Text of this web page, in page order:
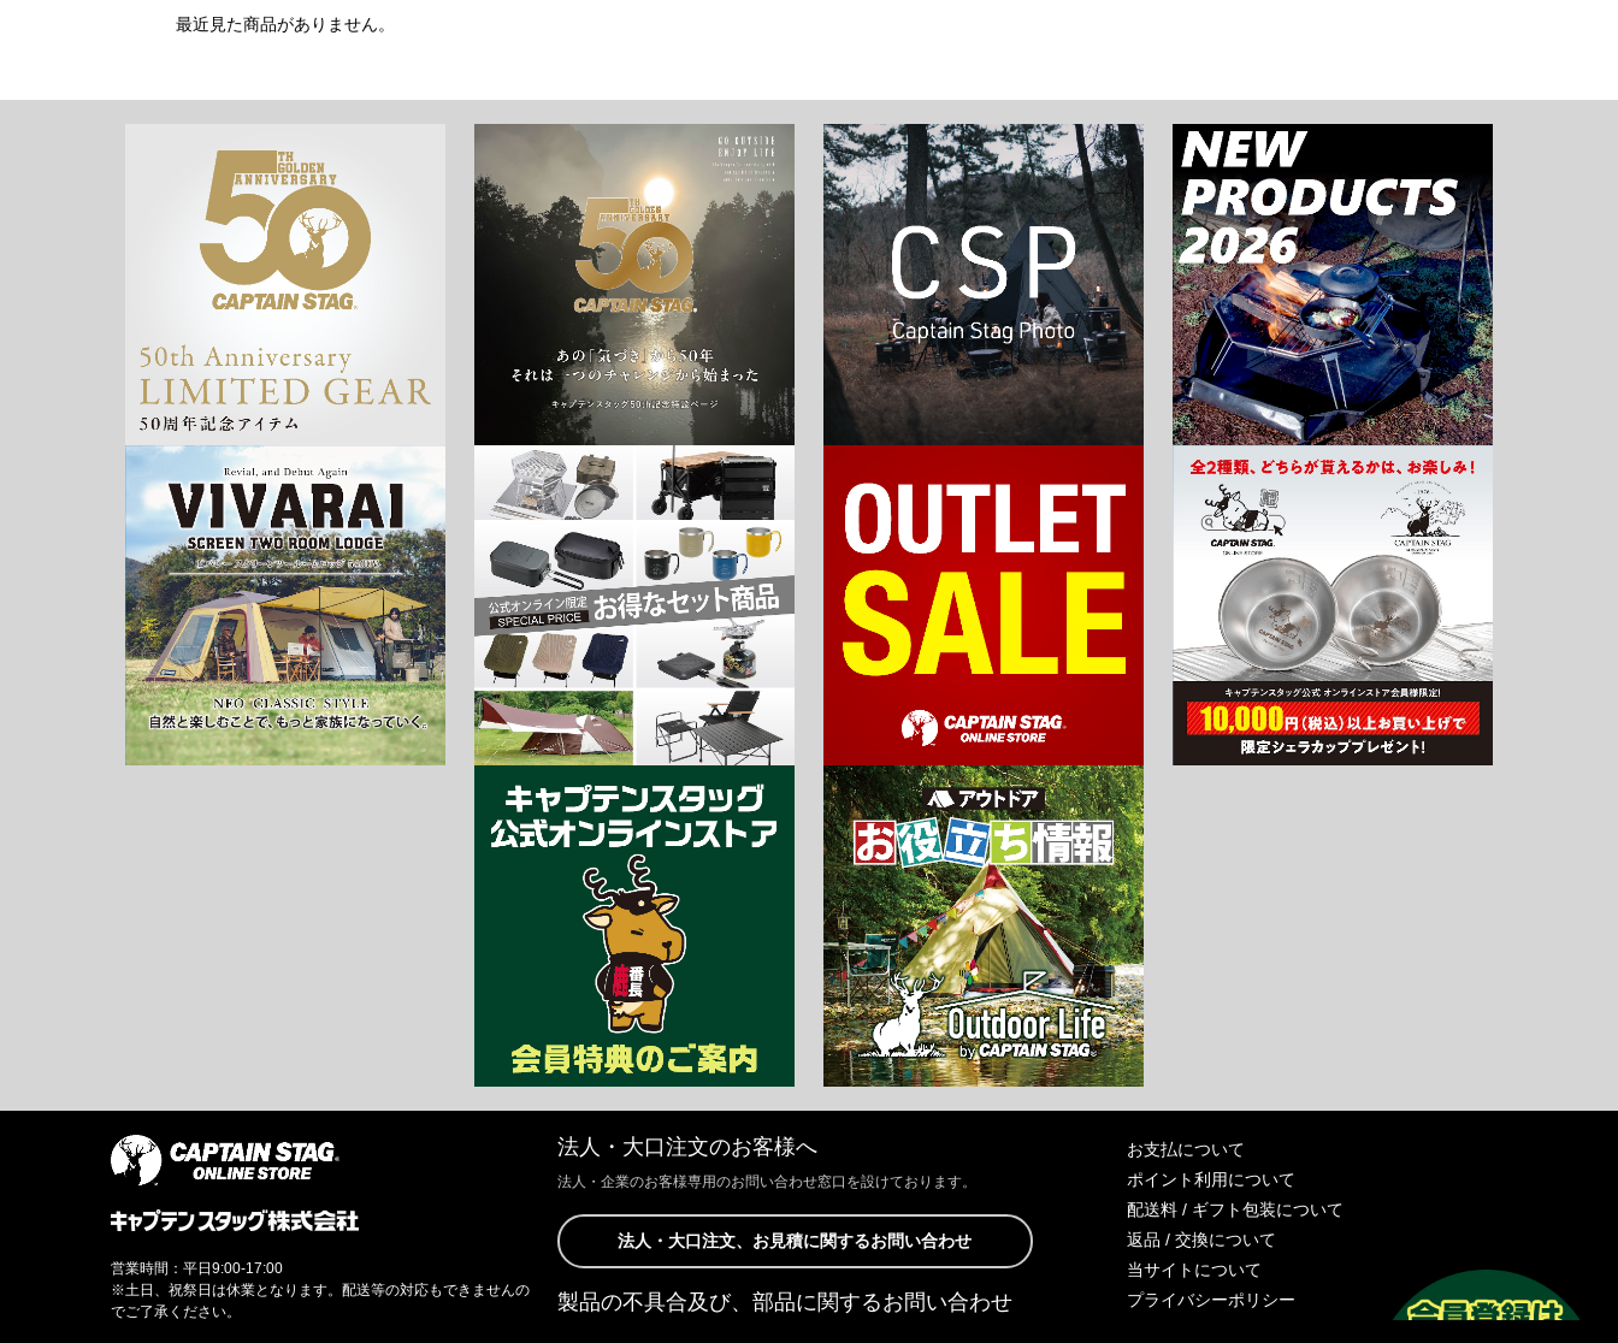
最近見た商品がありません。
法人・大口注文のお客様へ
法人・企業のお客様専用のお問い合わせ窓口を設けております。
法人・大口注文、お見積に関するお問い合わせ
製品の不具合及び、部品に関するお問い合わせ
お支払について
ポイント利用について
配送料 / ギフト包装について
返品 / 交換について
当サイトについて
プライバシーポリシー
営業時間：平日9:00-17:00
※土日、祝祭日は休業となります。配送等の対応もできませんの
でご了承ください。